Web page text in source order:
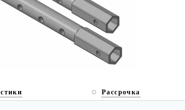
Рассрочка